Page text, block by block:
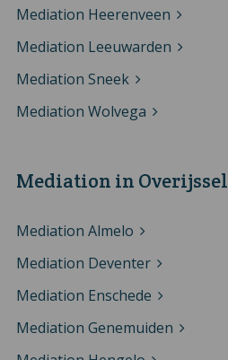
Mediation Heerenveen
Mediation Leeuwarden
Mediation Sneek
Mediation Wolvega
Mediation in Overijssel
Mediation Almelo
Mediation Deventer
Mediation Enschede
Mediation Genemuiden